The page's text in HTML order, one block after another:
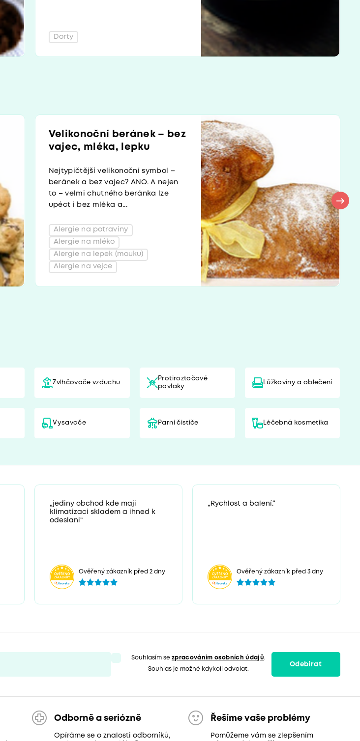
Dorty
Velikonoční beránek – bez
vajec, mléka, lepku
Nejtypičtější velikonoční symbol –
beránek a bez vajec? ANO. A nejen
to – velmi chutného beránka lze
upéct i bez mléka a...
Alergie na vejce
Alergie na lepek (mouku)
Alergie na mléko
Alergie na potraviny
Zvlhčovače vzduchu
Protiroztočové
povlaky
Lůžkoviny a oblečení
Vysavače Parní čističe Léčebná kosmetika
„jediny obchod kde maji
klimatizaci skladem a ihned k
odeslani“
Ověřený zákazník před 2 dny
„Rychlost a balení.“
Ověřený zákazník před 3 dny
Souhlasím sezpracováním osobních údajů.
Souhlas je možné kdykoli odvolat.
Odebírat
Odborně a seriózně
Opíráme se o znalosti odborníků,
Řešíme vaše problémy
Pomůžeme vám se zlepšením